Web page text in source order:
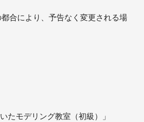
合により、予告なく変更される場
たモデリング教室（初級）」